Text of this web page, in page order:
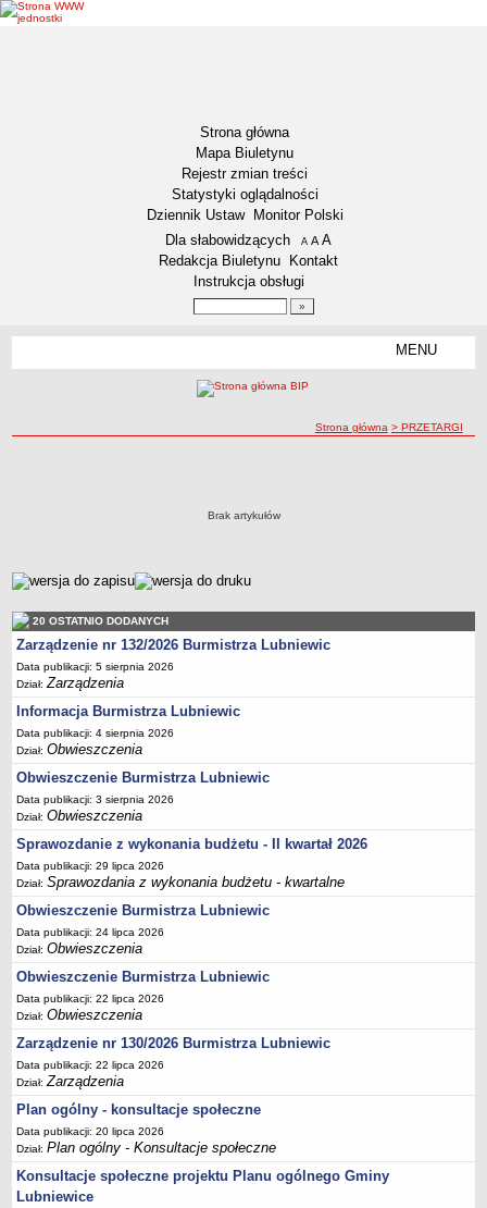
Strona główna
Mapa Biuletynu
Rejestr zmian treści
Statystyki oglądalności
Dziennik Ustaw
Monitor Polski
Menu dodatkowe
Dla słabowidzących A pomniejsz czcionkę
A standardowy rozmiar czcionki
A
Redakcja Biuletynu
Kontakt
Instrukcja obsługi
MENU
AKTUALNOŚCI I OBWIESZCZENIA
Aktualności
Obwieszczenia, ogłoszenia i komunikaty
KOMUNIKATY
Drogi
Energia elektryczna
Meteorologiczne
Rozkłady jazdy autobusów
Wodociągi - ocena jakości wody
KONKURSY
Ogłoszenia o konkursach
URZĄD MIEJSKI
Dane adresowe
Burmistrz Lubniewic
Zastępca Burmistrza Lubniewic
Sekretarz Gminy
Skarbnik Gminy
Informacja turystyczna
Regulamin i schemat organizacyjny
Przewodnik po urzędzie
Kodeks etyczny
Oświadczenia majątkowe
Raporty
ścieżka nawigacji
Strona główna > PRZETARGI
Brak artykułów
metryczka
20 OSTATNIO DODANYCH
Zarządzenie nr 132/2026 Burmistrza Lubniewic
Data publikacji: 5 sierpnia 2026
Dział:Zarządzenia
Informacja Burmistrza Lubniewic
Data publikacji: 4 sierpnia 2026
Dział:Obwieszczenia
Obwieszczenie Burmistrza Lubniewic
Data publikacji: 3 sierpnia 2026
Dział:Obwieszczenia
Sprawozdanie z wykonania budżetu - II kwartał 2026
Data publikacji: 29 lipca 2026
Dział:Sprawozdania z wykonania budżetu - kwartalne
Obwieszczenie Burmistrza Lubniewic
Data publikacji: 24 lipca 2026
Dział:Obwieszczenia
Obwieszczenie Burmistrza Lubniewic
Data publikacji: 22 lipca 2026
Dział:Obwieszczenia
Zarządzenie nr 130/2026 Burmistrza Lubniewic
Data publikacji: 22 lipca 2026
Dział:Zarządzenia
Plan ogólny - konsultacje społeczne
Data publikacji: 20 lipca 2026
Dział:Plan ogólny - Konsultacje społeczne
Konsultacje społeczne projektu Planu ogólnego Gminy
Lubniewice